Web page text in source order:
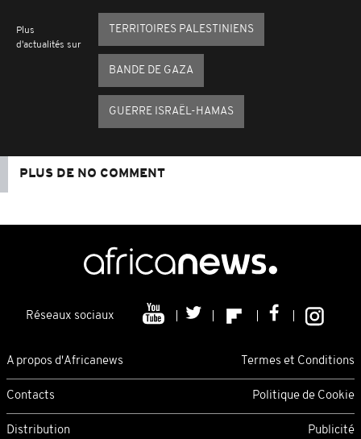
Plus
d'actualités sur
TERRITOIRES PALESTINIENS
BANDE DE GAZA
GUERRE ISRAËL-HAMAS
PLUS DE NO COMMENT
Réseaux sociaux
A propos d'Africanews Termes et Conditions
Contacts Politique de Cookie
Distribution Publicité